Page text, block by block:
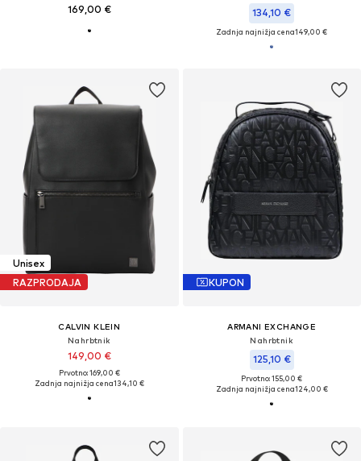
169,00 € 134,10 €
Zadnja najnižja cena149,00 €
Unisex
RAZPRODAJA
CALVIN KLEIN
Nahrbtnik
149,00 €
Prvotno: 169,00 €
Zadnja najnižja cena134,10 €
KUPON
ARMANI EXCHANGE
Nahrbtnik
125,10 €
Prvotno: 155,00 €
Zadnja najnižja cena124,00 €